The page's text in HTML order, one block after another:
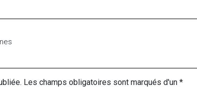
Les champs obligatoires sont marqués d'un *